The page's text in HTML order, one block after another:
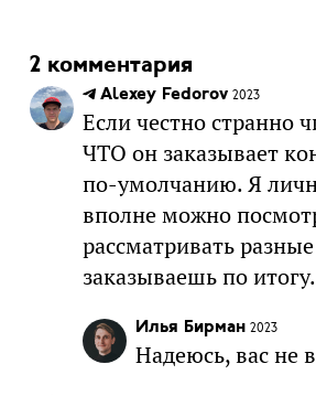
2 комментария
Alexey Fedorov 2023
Если честно странно
ЧТО он заказывает
по-умолчанию. Я
вполне можно
рассматривать
заказываешь по итогу.
Илья Бирман 2023
Надеюсь, вас не